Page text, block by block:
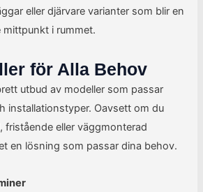
eller djärvare varianter som blir en
mittpunkt i rummet.
för Alla Behov
utbud av modeller som passar
installationstyper. Oavsett om du
fristående eller väggmonterad
en lösning som passar dina behov.